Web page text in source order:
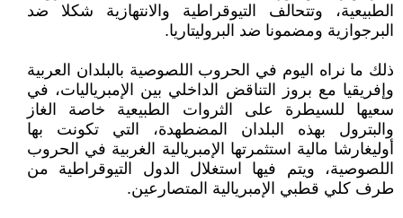
الطبيعية، وتتحالف التيوقراطية والانتهازية شكلا ضد
البرجوازية ومضمونا ضد البروليتاريا.
ذلك ما نراه اليوم في الحروب اللصوصية بالبلدان العربية
وإفريقيا مع بروز التناقض الداخلي بين الإمبرياليات، في
سعيها للسيطرة على الثروات الطبيعية خاصة الغاز
والبترول بهذه البلدان المضطهدة، التي تكونت بها
أوليغارشا مالية استثمرتها الإمبريالية الغربية في الحروب
اللصوصية، ويتم فيها استغلال الدول التيوقراطية من
طرف كلي قطبي الإمبريالية المتصارعين.